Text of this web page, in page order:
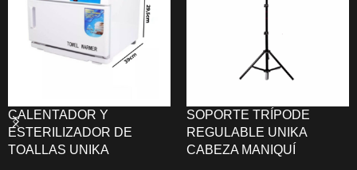
CALENTADOR Y
ESTERILIZADOR DE
TOALLAS UNIKA
SOPORTE TRÍPODE
REGULABLE UNIKA
CABEZA MANIQUÍ